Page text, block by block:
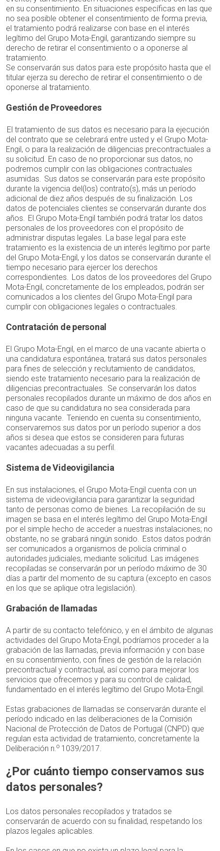
en su consentimiento. En situaciones específicas en las que
no sea posible obtener el consentimiento de forma previa,
el tratamiento podrá realizarse con base en el interés
legítimo del Grupo Mota-Engil, garantizando siempre su
derecho de retirar el consentimiento o a oponerse al
tratamiento.
Se conservarán sus datos para este propósito hasta que el
titular ejerza su derecho de retirar el consentimiento o de
oponerse al tratamiento.
Gestión de Proveedores
El tratamiento de sus datos es necesario para la ejecución
del contrato que se celebrará entre usted y el Grupo Mota-
Engil, o para la realización de diligencias precontractuales a
su solicitud. En caso de no proporcionar sus datos, no
podremos cumplir con las obligaciones contractuales
asumidas. Sus datos se conservarán para este propósito
durante la vigencia del(los) contrato(s), más un período
adicional de diez años después de su finalización. Los
datos de potenciales clientes se conservarán durante dos
años. El Grupo Mota-Engil también podrá tratar los datos
personales de los proveedores con el propósito de
administrar disputas legales. La base legal para este
tratamiento es la existencia de un interés legítimo por parte
del Grupo Mota-Engil, y los datos se conservarán durante el
tiempo necesario para ejercer los derechos
correspondientes. Los datos de los proveedores del Grupo
Mota-Engil, concretamente de los empleados, podrán ser
comunicados a los clientes del Grupo Mota-Engil para
cumplir con obligaciones legales o contractuales.
Contratación de personal
El Grupo Mota-Engil, en el marco de una vacante abierta o
una candidatura espontánea, tratará sus datos personales
para fines de selección y reclutamiento de candidatos,
siendo este tratamiento necesario para la realización de
diligencias precontractuales. Se conservarán los datos
personales recopilados durante un máximo de dos años en
caso de que su candidatura no sea considerada para
ninguna vacante. Teniendo en cuenta su consentimiento,
conservaremos sus datos por un período superior a dos
años si desea que estos se consideren para futuras
vacantes adecuadas a su perfil.
Sistema de Videovigilancia
En sus instalaciones, el Grupo Mota-Engil cuenta con un
sistema de videovigilancia para garantizar la seguridad
tanto de personas como de bienes. La recopilación de su
imagen se basa en el interés legítimo del Grupo Mota-Engil
por el simple hecho de acceder a nuestras instalaciones; no
obstante, no se grabará ningún sonido. Estos datos podrán
ser comunicados a organismos de policía criminal o
autoridades judiciales, mediante solicitud. Las imágenes
recopiladas se conservarán por un período máximo de 30
días a partir del momento de su captura (excepto en casos
en los que se aplique otra legislación).
Grabación de llamadas
A partir de su contacto telefónico, y en el ámbito de algunas
actividades del Grupo Mota-Engil, podríamos proceder a la
grabación de las llamadas, previa información y con base
en su consentimiento, con fines de gestión de la relación
precontractual y contractual, así como para mejorar los
servicios que ofrecemos y para su control de calidad,
fundamentado en el interés legítimo del Grupo Mota-Engil.
Estas grabaciones de llamadas se conservarán durante el
período indicado en las deliberaciones de la Comisión
Nacional de Protección de Datos de Portugal (CNPD) que
regulan esta actividad de tratamiento, concretamente la
Deliberación n.o 1039/2017.
¿Por cuánto tiempo conservamos sus
datos personales?
Los datos personales recopilados y tratados se
conservarán de acuerdo con su finalidad, respetando los
plazos legales aplicables.